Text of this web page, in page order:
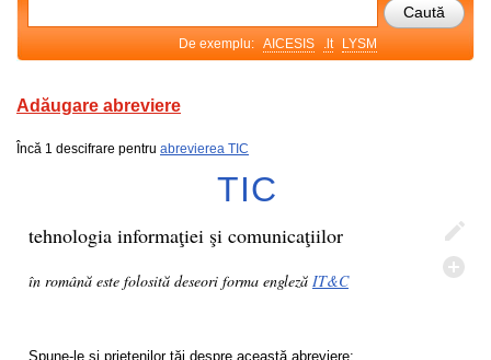
De exemplu: AICESIS .lt LYSM
Adăugare abreviere
Încă 1 descifrare pentru abrevierea TIC
TIC
tehnologia informaţiei şi comunicaţiilor
în română este folosită deseori forma engleză IT&C
Spune-le și prietenilor tăi despre această abreviere: